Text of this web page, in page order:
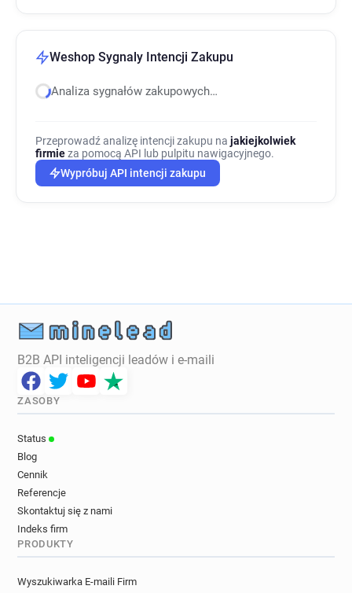
Weshop Sygnaly Intencji Zakupu
Analiza sygnałów zakupowych…
Przeprowadź analizę intencji zakupu na jakiejkolwiek
firmieza pomocą API lub pulpitu nawigacyjnego.
Wypróbuj API intencji zakupu
B2B API inteligencji leadów i e-maili
ZASOBY
Status
Blog
Cennik
Referencje
Skontaktuj się z nami
Indeks firm
PRODUKTY
Wyszukiwarka E-maili Firm